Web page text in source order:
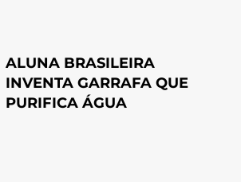
ALUNA BRASILEIRA
INVENTA GARRAFA QUE
PURIFICA ÁGUA